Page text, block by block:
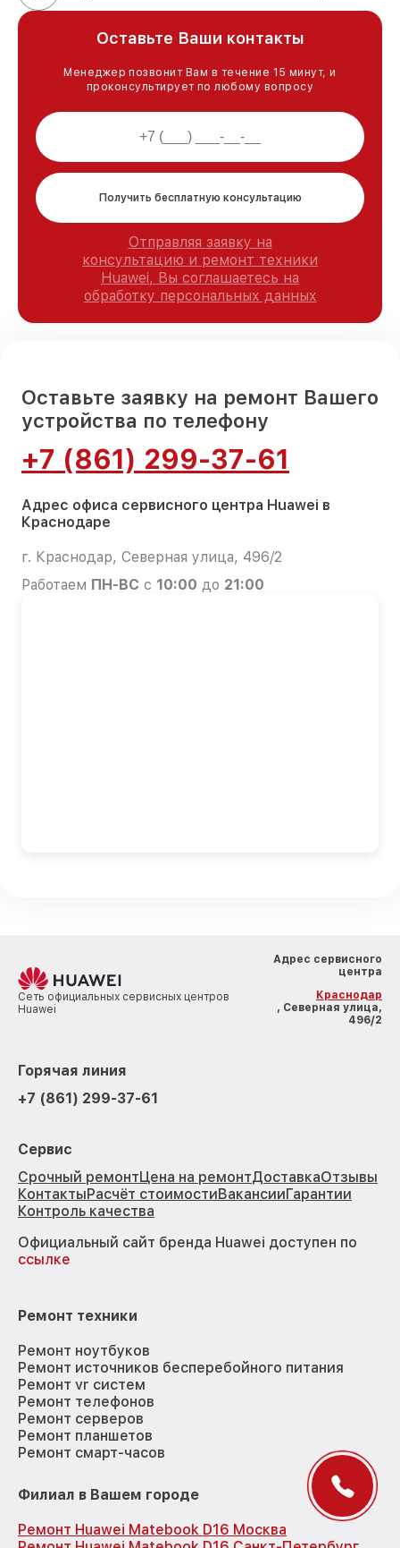
Оставьте Ваши контакты
Менеджер позвонит Вам в течение 15 минут, и
проконсультирует по любому вопросу
Получить бесплатную консультацию
Отправляя заявку на
консультацию и ремонт техники
Huawei, Вы соглашаетесь на
обработку персональных данных
Оставьте заявку на ремонт Вашего
устройства по телефону
+7 (861) 299-37-61
Адрес офиса сервисного центра Huawei в
Краснодаре
г. Краснодар, Северная улица, 496/2
Работаем ПН-ВС с 10:00 до 21:00
Сеть официальных сервисных центров
Huawei
Адрес сервисного
центра
Краснодар
, Северная улица,
496/2
Горячая линия
+7 (861) 299-37-61
Сервис
Срочный ремонтЦена на ремонтДоставкаОтзывы
КонтактыРасчёт стоимостиВакансииГарантии
Контроль качества
Официальный сайт бренда Huawei доступен по
ссылке
Ремонт техники
Ремонт ноутбуков
Ремонт источников бесперебойного питания
Ремонт vr систем
Ремонт телефонов
Ремонт серверов
Ремонт планшетов
Ремонт смарт-часов
Филиал в Вашем городе
Ремонт Huawei Matebook D16 Москва